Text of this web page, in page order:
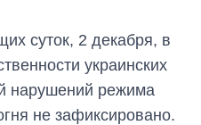
суток, 2 декабря, в
украинских
нарушений режима
не зафиксировано.